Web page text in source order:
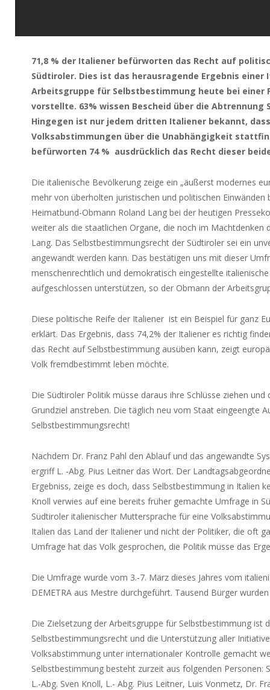
71,8 % der Italiener befürworten das Recht auf
Südtiroler. Dies ist das herausragende Ergebnis
Arbeitsgruppe für Selbstbestimmung heute bei einer
vorstellte. 63% wissen Bescheid über die Abtrennung
Hingegen ist nur jedem dritten Italiener bekannt,
Volksabstimmungen über die Unabhängigkeit
befürworten 74 % ausdrücklich das Recht dieser
Die italienische Bevölkerung zeige ein „äußerst modernes
mehr von überholten juristischen und politischen Einwänden
Heimatbund-Obmann Roland Lang bei der heutigen
weiter als die staatlichen Organe, die noch im Machtdenken
Lang. Das Selbstbestimmungsrecht der Südtiroler sei ein
angewandt werden kann. Das bestätigen uns mit dieser
menschenrechtlich und demokratisch eingestellte
aufgeschlossen unterstützen, so der Obmann der
Diese politische Reife der Italiener ist ein Beispiel für ganz
erklärt. Das Ergebnis, dass 74,2% der Italiener es richtig
das Recht auf Selbstbestimmung ausüben kann, zeigt
Volk fremdbestimmt leben möchte.
Die Südtiroler Politik müsse daraus ihre Schlüsse ziehen
Grundziel anstreben. Die täglich neu vom Staat eingeengte
Selbstbestimmungsrecht!
Nachdem Dr. Franz Pahl den Ablauf und das angewandte
ergriff L. -Abg. Pius Leitner das Wort. Der
Ergebniss, zeige es doch, dass Selbstbestimmung in Italien
Knoll verwies auf eine bereits früher gemachte Umfrage in
Südtiroler italienischer Muttersprache für eine
Italien das Land der Italiener und nicht der Politiker, die oft
Umfrage hat das Volk gesprochen, die Politik müsse das
Die Umfrage wurde vom 3.-7. März dieses Jahres vom
DEMETRA aus Mestre durchgeführt. Tausend Bürger
Die Zielsetzung der Arbeitsgruppe für Selbstbestimmung ist
Selbstbestimmungsrecht und die Unterstützung aller
Volksabstimmung unter internationaler Kontrolle gemacht
Selbstbestimmung besteht zurzeit aus folgenden Personen:
L.-Abg. Sven Knoll, L.- Abg. Pius Leitner, Luis Vonmetz, Dr.